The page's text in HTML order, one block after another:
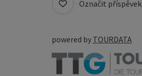
Označit příspěvek
powered by TOURDATA